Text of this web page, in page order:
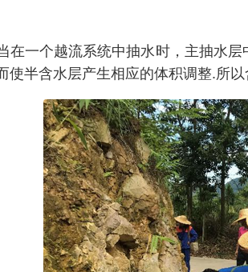
在一个越流系统中抽水时，主抽水
使半含水层产生相应的体积调整.所